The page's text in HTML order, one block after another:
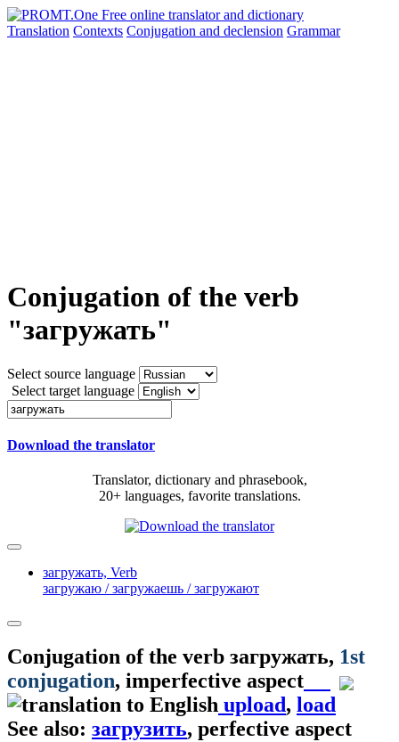
Translation Contexts Conjugation and declension Grammar
Conjugation of the verb
"загружать"
Select source language
Select target language
Download the translator
Translator, dictionary and phrasebook,
20+ languages, favorite translations.
загружать, Verb
загружаю / загружаешь / загружают
Conjugation of the verb загружать, 1st
conjugation, imperfective aspect
upload, load
See also: загрузить, perfective aspect